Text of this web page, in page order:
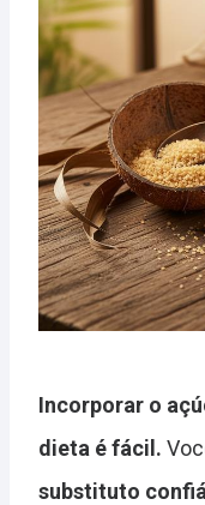
Incorporar o
dieta é fácil.
substituto